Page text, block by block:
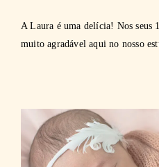
A Laura é uma delícia! Nos seus
muito agradável aqui no nosso